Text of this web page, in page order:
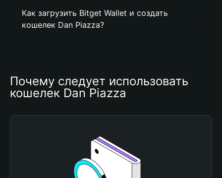
Как загрузить Bitget Wallet и создать
кошелек Dan Piazza?
Почему следует использовать
кошелек Dan Piazza